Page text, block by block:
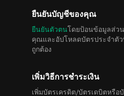
ยืนยันบัญชีของคุณ
ยืนยันตัวตนโดยป้อนข้อมูลส่ว
คุณและอัปโหลดบัตรประจำตั
ถูกต้อง
เพิ่มวิธีการชำระเงิน
เพิ่มบัตรเครดิต/บัตรเดบิตหรือ